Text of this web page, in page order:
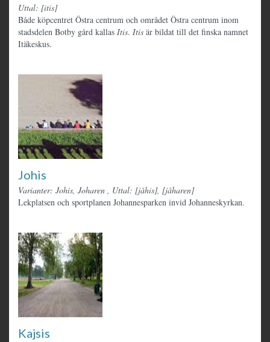
Uttal: [itis]
Både köpcentret Östra centrum och området Östra centrum inom
stadsdelen Botby gård kallas Itis. Itis är bildat till det finska namnet
Itäkeskus.
Johis
Varianter: Johis, Joharen , Uttal: [jåhis], [jåharen]
Lekplatsen och sportplanen Johannesparken invid Johanneskyrkan.
Kajsis